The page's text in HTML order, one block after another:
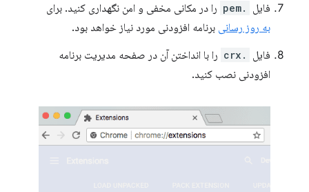
فایل .pem
را در مکانی مخفی و امن نگهداری کنید. برای
به روز رسانی برنامه افزودنی مورد نیاز خواهد بود.
فایل
.crx
را با انداختن آن در صفحه مدیریت برنامه
افزودنی نصب کنید.